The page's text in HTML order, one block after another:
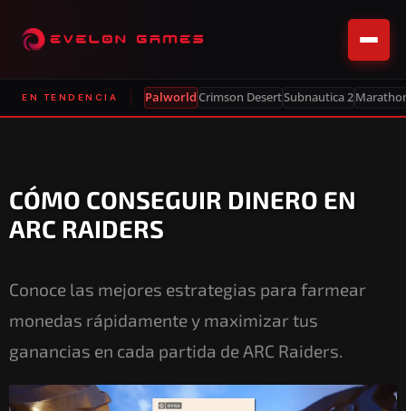
EN TENDENCIA PalworldCrimson DesertSubnautica 2
CÓMO CONSEGUIR DINERO EN
ARC RAIDERS
Conoce las mejores estrategias para farmear
monedas rápidamente y maximizar tus
ganancias en cada partida de ARC Raiders.